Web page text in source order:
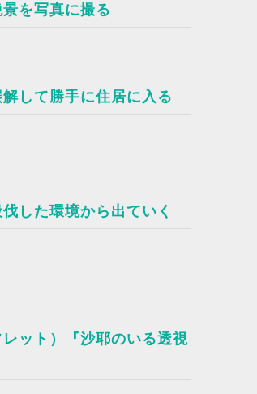
を写真に撮る
して勝手に住居に入る
した環境から出ていく
レット）『沙耶のいる透視